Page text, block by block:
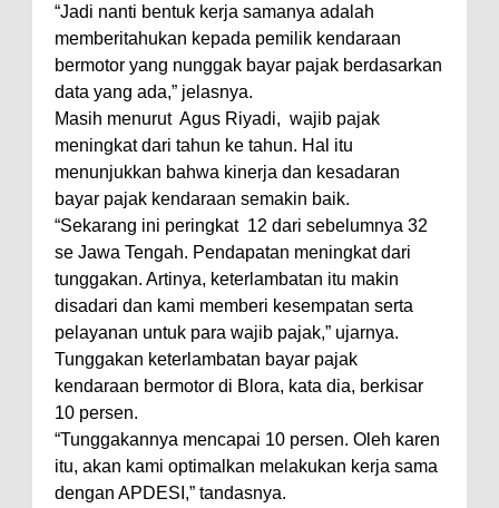
“Jadi nanti bentuk kerja samanya adalah
memberitahukan kepada pemilik kendaraan
bermotor yang nunggak bayar pajak berdasarkan
data yang ada,” jelasnya.
Masih menurut Agus Riyadi, wajib pajak
meningkat dari tahun ke tahun. Hal itu
menunjukkan bahwa kinerja dan kesadaran
bayar pajak kendaraan semakin baik.
“Sekarang ini peringkat 12 dari sebelumnya 32
se Jawa Tengah. Pendapatan meningkat dari
tunggakan. Artinya, keterlambatan itu makin
disadari dan kami memberi kesempatan serta
pelayanan untuk para wajib pajak,” ujarnya.
Tunggakan keterlambatan bayar pajak
kendaraan bermotor di Blora, kata dia, berkisar
10 persen.
“Tunggakannya mencapai 10 persen. Oleh karen
itu, akan kami optimalkan melakukan kerja sama
dengan APDESI,” tandasnya.